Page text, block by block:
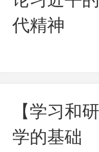
代精神
【学习和
学的基础